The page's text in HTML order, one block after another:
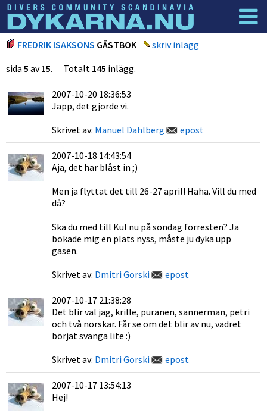
Dyknyheter
FREDRIK ISAKSONS GÄSTBOK
skriv inlägg
sida 5 av15. Totalt 145 inlägg.
2007-10-20 18:36:53
Japp, det gjorde vi.
Skrivet av: Manuel Dahlberg epost
2007-10-18 14:43:54
Aja, det har blåst in ;)
Men ja flyttat det till 26-27 april! Haha. Vill du med
då?
Ska du med till Kul nu på söndag förresten? Ja
bokade mig en plats nyss, måste ju dyka upp
gasen.
Skrivet av: Dmitri Gorski epost
2007-10-17 21:38:28
Det blir väl jag, krille, puranen, sannerman, petri
och två norskar. Får se om det blir av nu, vädret
börjat svänga lite :)
Skrivet av: Dmitri Gorski epost
2007-10-17 13:54:13
Hej!